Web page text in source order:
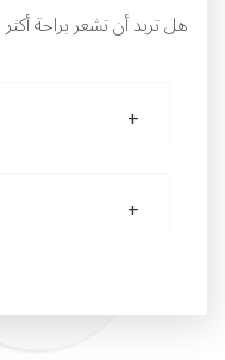
هل تريد أن تشعر براحة